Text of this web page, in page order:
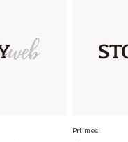
慣！「金運アップ→トイレ、
は？」
Prtimes